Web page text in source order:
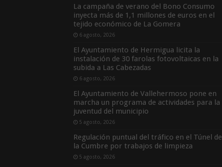
La campaña de verano del Bono Consumo
inyecta más de 1,1 millones de euros en el
tejido económico de La Gomera
6 agosto, 2026
El Ayuntamiento de Hermigua licita la
instalación de 30 farolas fotovoltaicas en la
subida a Las Cabezadas
6 agosto, 2026
El Ayuntamiento de Vallehermoso pone en
marcha un programa de actividades para la
juventud del municipio
5 agosto, 2026
Regulación puntual del tráfico en el Túnel de
la Cumbre por trabajos de limpieza
5 agosto, 2026